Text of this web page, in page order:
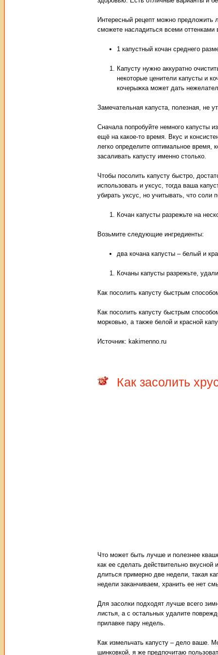
Интересный рецепт можно предложить
сможете насладиться всеми
1 капустный кочан среднего
Капусту нужно аккуратно
некоторые ценители капусты и
кочерыжка может дать
Замечательная капуста, полезная, не
Сначала попробуйте немного капусты
ещё на какое-то время. Вкус и
легко определите оптимальное время,
засаливать капусту именно столько.
Чтобы посолить капусту быстро,
использовать и уксус, тогда ваша
убирать уксус, но учитывать, что соли
Кочан капусты разрежьте на
Возьмите следующие ингредиенты:
два кочана капусты – белый и
Кочаны капусты разрежьте,
Как посолить капусту быстрым
Как посолить капусту быстрым
морковью, а также белой и красной
Источник: kakimenno.ru
Как засолить
Что может быть лучше и полезнее
как ее сделать действительно
длиться примерно две недели, такая
недели заканчиваем, хранить ее нет
Для засолки подходят лучше всего
листья, а с остальных удалите
прилавке пару недель.
Как измельчать капусту – дело ваше.
шинковкой, я же предпочитаю